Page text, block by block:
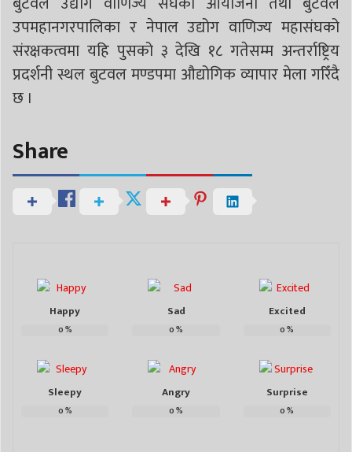
उपमहानगरपालिका र नेपाल उद्योग वाणिज्य महासंघको
संरक्षकत्वमा यहि पुसको ३ देखि १८ गतेसम्म अन्तर्राष्ट्रिय
प्रदर्शनी स्थल बुटवल मण्डपमा औद्योगिक व्यापार मेला गरिँदै
छ ।
Share
Happy
0%
Sad
0%
Excited
0%
Sleepy
0%
Angry
0%
Surprise
0%